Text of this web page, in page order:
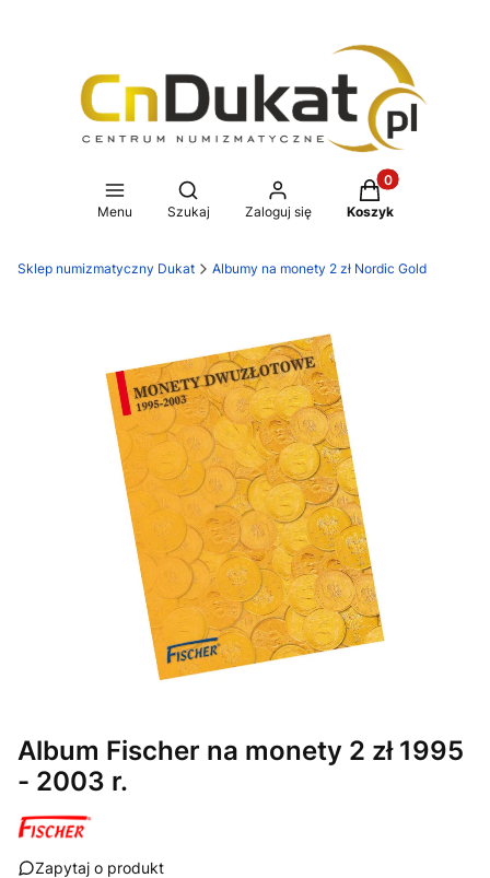
Menu
Otwórz wyszukiwarkę
Szukaj Zaloguj się
Produkty w
Koszyk
Sklep numizmatyczny Dukat Albumy na monety 2 zł Nordic Gold
Album Fischer na monety 2 zł 1995
- 2003 r.
Zapytaj o produkt